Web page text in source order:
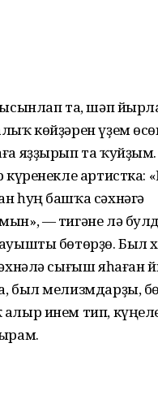
та, шәп
көйҙәрен үҙем
яҙҙырып та
артистка:
һуң башҡа сәхнәгә
— тигәне лә
бөтөрҙө. Был
сығыш яһаған
был мелизмдарҙы,
инем тип,